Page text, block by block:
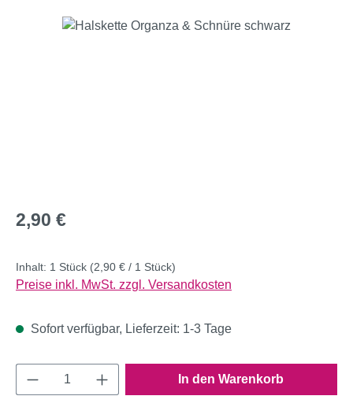
Bildergalerie überspringen
Regulärer Preis:
2,90 €
Inhalt: 1 Stück (2,90 € / 1 Stück)
Preise inkl. MwSt. zzgl. Versandkosten
Sofort verfügbar, Lieferzeit: 1-3 Tage
Produkt Anzahl: Gib den gewünschten
In den Warenkorb